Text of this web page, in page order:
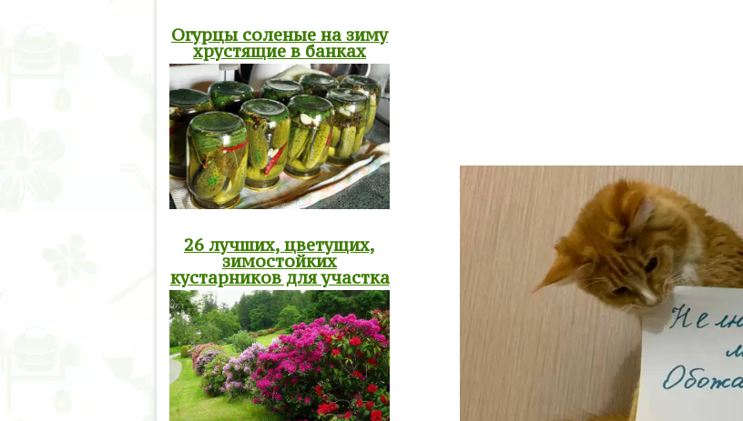
Огурцы соленые на зиму
хрустящие в банках
26 лучших, цветущих,
зимостойких
кустарников для участка